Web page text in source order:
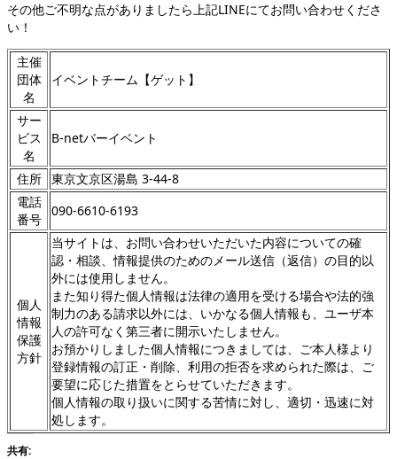
その他ご不明な点がありましたら上記LINEにてお問い合わせくださ
い！
主催
団体
名
イベントチーム【ゲット】
サー
ビス
名
B-netバーイベント
住所
東京文京区湯島 3-44-8
電話
番号
090-6610-6193
個人
情報
保護
方針
当サイトは、お問い合わせいただいた内容についての確
認・相談、情報提供のためのメール送信（返信）の目的以
外には使用しません。
また知り得た個人情報は法律の適用を受ける場合や法的強
制力のある請求以外には、いかなる個人情報も、ユーザ本
人の許可なく第三者に開示いたしません。
お預かりしました個人情報につきましては、ご本人様より
登録情報の訂正・削除、利用の拒否を求められた際は、ご
要望に応じた措置をとらせていただきます。
個人情報の取り扱いに関する苦情に対し、適切・迅速に対
処します。
共有: